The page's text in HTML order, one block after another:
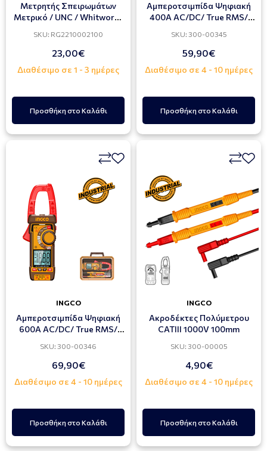
Μετρητής Σπειρωμάτων
Μετρικό / UNC / Whitworth
SKU: RG2210002100
23,00€
Διαθέσιμο σε 1 - 3 ημέρες
Προσθήκη στο Καλάθι
Αμπεροτσιμπίδα Ψηφιακή
400A AC/DC/ True RMS/
SKU: 300-00345
59,90€
Διαθέσιμο σε 4 - 10 ημέρες
Προσθήκη στο Καλάθι
INGCO
Αμπεροτσιμπίδα Ψηφιακή
600A AC/DC/ True RMS/
Ακροδέκτες
SKU: 300-00346
69,90€
Διαθέσιμο σε 4 - 10 ημέρες
Προσθήκη στο Καλάθι
INGCO
Ακροδέκτες Πολύμετρου
CATIII 1000V 100mm
SKU: 300-00005
4,90€
Διαθέσιμο σε 4 - 10 ημέρες
Προσθήκη στο Καλάθι